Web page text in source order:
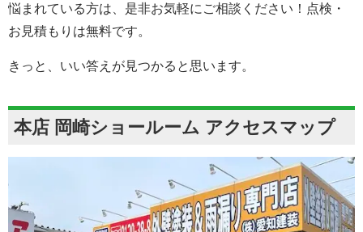
悩まれている方は、是非お気軽にご相談ください！点検・
お見積もりは無料です。
きっと、いい答えが見つかると思います。
本店 岡崎ショールーム アクセスマップ